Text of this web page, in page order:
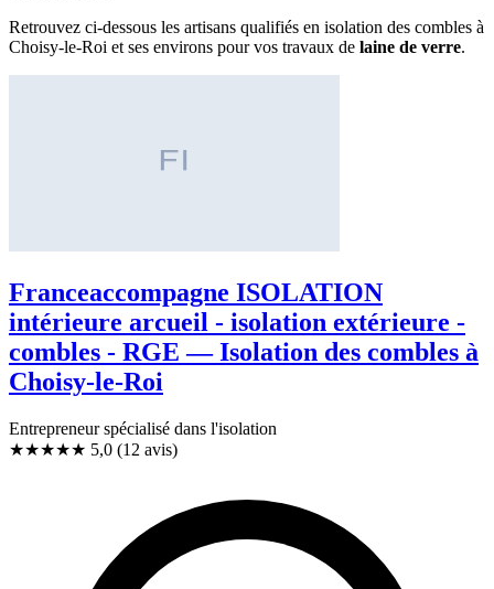
Retrouvez ci-dessous les artisans qualifiés en isolation des combles à
Choisy-le-Roi et ses environs pour vos travaux de laine de verre.
Franceaccompagne ISOLATION
intérieure arcueil - isolation extérieure -
combles - RGE — Isolation des combles à
Choisy-le-Roi
Entrepreneur spécialisé dans l'isolation
★★★★★ 5,0 (12 avis)